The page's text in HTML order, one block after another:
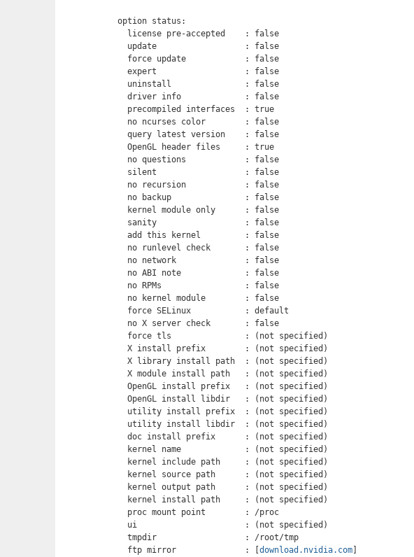
option status:
  license pre-accepted    : false
  update                  : false
  force update            : false
  expert                  : false
  uninstall               : false
  driver info             : false
  precompiled interfaces  : true
  no ncurses color        : false
  query latest version    : false
  OpenGL header files     : true
  no questions            : false
  silent                  : false
  no recursion            : false
  no backup               : false
  kernel module only      : false
  sanity                  : false
  add this kernel         : false
  no runlevel check       : false
  no network              : false
  no ABI note             : false
  no RPMs                 : false
  no kernel module        : false
  force SELinux           : default
  no X server check       : false
  force tls               : (not specified)
  X install prefix        : (not specified)
  X library install path  : (not specified)
  X module install path   : (not specified)
  OpenGL install prefix   : (not specified)
  OpenGL install libdir   : (not specified)
  utility install prefix  : (not specified)
  utility install libdir  : (not specified)
  doc install prefix      : (not specified)
  kernel name             : (not specified)
  kernel include path     : (not specified)
  kernel source path      : (not specified)
  kernel output path      : (not specified)
  kernel install path     : (not specified)
  proc mount point        : /proc
  ui                      : (not specified)
  tmpdir                  : /root/tmp
  ftp mirror              : [
download.nvidia.com